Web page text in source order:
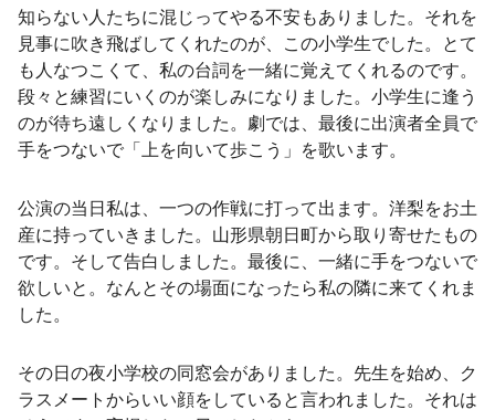
知らない人たちに混じってやる不安もありました。それを
見事に吹き飛ばしてくれたのが、この小学生でした。とて
も人なつこくて、私の台詞を一緒に覚えてくれるのです。
段々と練習にいくのが楽しみになりました。小学生に逢う
のが待ち遠しくなりました。劇では、最後に出演者全員で
手をつないで「上を向いて歩こう」を歌います。
公演の当日私は、一つの作戦に打って出ます。洋梨をお土
産に持っていきました。山形県朝日町から取り寄せたもの
です。そして告白しました。最後に、一緒に手をつないで
欲しいと。なんとその場面になったら私の隣に来てくれま
した。
その日の夜小学校の同窓会がありました。先生を始め、ク
ラスメートからいい顔をしていると言われました。それは